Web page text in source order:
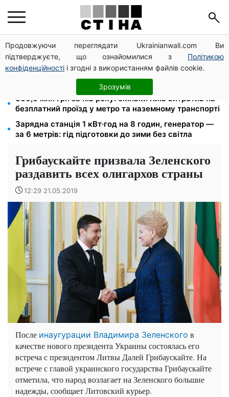
Продовжуючи переглядати Ukrainianwall.com Ви
підтверджуєте, що ознайомилися з Політикою
конфіденційності і згодні з використанням файлів cookie.
Зрозумів
12 300 грн від УВКБ ООН: пенсіонери та безробітні
переселенці отримають виплати у серпні
Долар по 44,50 грн, євро — 51,34: курс валют у
банках 9 серпня
366,6 млн грн за пів року: скільки Київ витратив на
безплатний проїзд у метро та наземному транспорті
Зарядна станція 1 кВт·год на 8 годин, генератор —
за 6 метрів: гід підготовки до зими без світла
Грибаускайте призвала Зеленского
раздавить всех олигархов страны
12:29 21.05.2019
После инаугурации Владимира Зеленского в
качестве нового президента Украины состоялась его
встреча с президентом Литвы Далей Грибаускайте. На
встрече с главой украинского государства Грибаускайте
отметила, что народ возлагает на Зеленского большие
надежды, сообщает Литовский курьер.